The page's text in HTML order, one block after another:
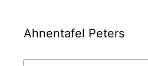
Ahnentafel Peters